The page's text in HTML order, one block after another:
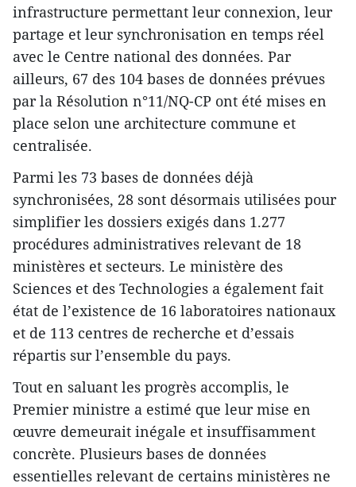
infrastructure permettant leur connexion, leur
partage et leur synchronisation en temps réel
avec le Centre national des données. Par
ailleurs, 67 des 104 bases de données prévues
par la Résolution n°11/NQ-CP ont été mises en
place selon une architecture commune et
centralisée.
Parmi les 73 bases de données déjà
synchronisées, 28 sont désormais utilisées pour
simplifier les dossiers exigés dans 1.277
procédures administratives relevant de 18
ministères et secteurs. Le ministère des
Sciences et des Technologies a également fait
état de l’existence de 16 laboratoires nationaux
et de 113 centres de recherche et d’essais
répartis sur l’ensemble du pays.
Tout en saluant les progrès accomplis, le
Premier ministre a estimé que leur mise en
œuvre demeurait inégale et insuffisamment
concrète. Plusieurs bases de données
essentielles relevant de certains ministères ne